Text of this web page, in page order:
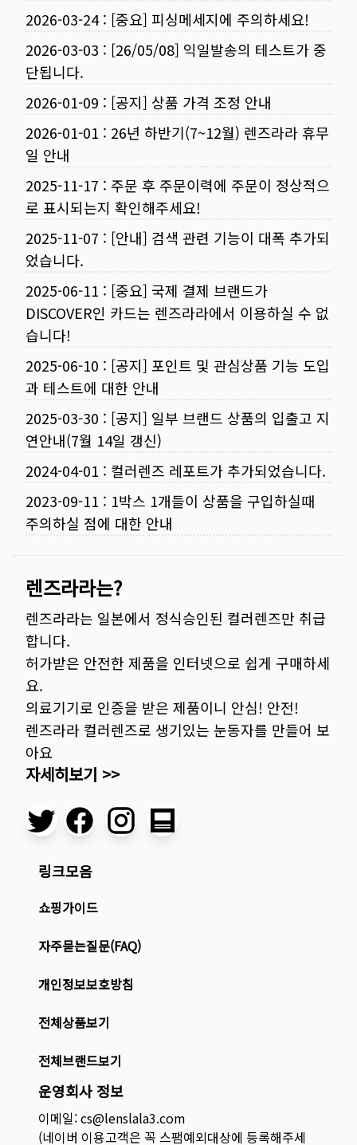
2026-03-24: [중요] 피싱메세지에 주의하세요!
2026-03-03 : [26/05/08] 익일발송의 테스트가 중
단됩니다.
2026-01-09 : [공지] 상품 가격 조정 안내
2026-01-01 : 26년 하반기(7~12월) 렌즈라라 휴무
일 안내
2025-11-17 : 주문 후 주문이력에 주문이 정상적으
로 표시되는지 확인해주세요!
2025-11-07 : [안내] 검색 관련 기능이 대폭 추가되
었습니다.
2025-06-11 : [중요] 국제 결제 브랜드가
DISCOVER인 카드는 렌즈라라에서 이용하실 수 없
습니다!
2025-06-10 : [공지] 포인트 및 관심상품 기능 도입
과 테스트에 대한 안내
2025-03-30 : [공지] 일부 브랜드 상품의 입출고 지
연안내(7월 14일 갱신)
2024-04-01 : 컬러렌즈 레포트가 추가되었습니다.
2023-09-11 : 1박스 1개들이 상품을 구입하실때
주의하실 점에 대한 안내
렌즈라라는?
렌즈라라는 일본에서 정식승인된 컬러렌즈만 취급
합니다.
허가받은 안전한 제품을 인터넷으로 쉽게 구매하세
요.
의료기기로 인증을 받은 제품이니 안심! 안전!
렌즈라라 컬러렌즈로 생기있는 눈동자를 만들어 보
아요
자세히보기 >>
링크모음
쇼핑가이드
자주묻는질문(FAQ)
개인정보보호방침
전체상품보기
전체브랜드보기
운영회사 정보
이메일: cs@lenslala3.com
(네이버 이용고객은 꼭 스팸예외대상에 등록해주세